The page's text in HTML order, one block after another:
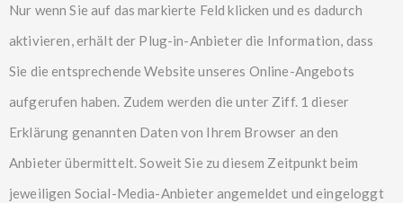
Nur wenn Sie auf das markierte Feld klicken und es dadurch
aktivieren, erhält der Plug-in-Anbieter die Information, dass
Sie die entsprechende Website unseres Online-Angebots
aufgerufen haben. Zudem werden die unter Ziff. 1 dieser
Erklärung genannten Daten von Ihrem Browser an den
Anbieter übermittelt. Soweit Sie zu diesem Zeitpunkt beim
jeweiligen Social-Media-Anbieter angemeldet und eingeloggt